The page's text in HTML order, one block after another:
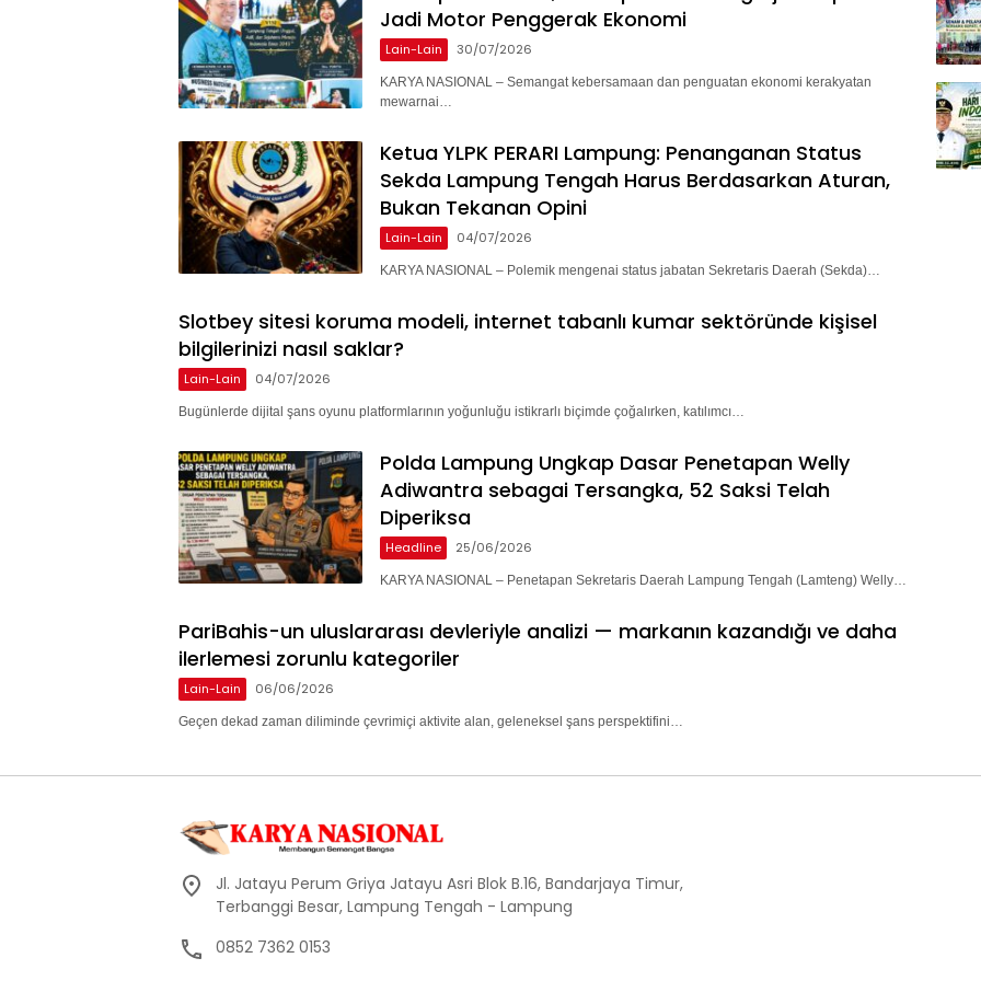
Jadi Motor Penggerak Ekonomi
Lain-Lain 30/07/2026
KARYA NASIONAL – Semangat kebersamaan dan penguatan ekonomi kerakyatan
mewarnai…
Ketua YLPK PERARI Lampung: Penanganan Status
Sekda Lampung Tengah Harus Berdasarkan Aturan,
Bukan Tekanan Opini
Lain-Lain 04/07/2026
KARYA NASIONAL – Polemik mengenai status jabatan Sekretaris Daerah (Sekda)…
Slotbey sitesi koruma modeli, internet tabanlı kumar sektöründe kişisel
bilgilerinizi nasıl saklar?
Lain-Lain 04/07/2026
Bugünlerde dijital şans oyunu platformlarının yoğunluğu istikrarlı biçimde çoğalırken, katılımcı…
Polda Lampung Ungkap Dasar Penetapan Welly
Adiwantra sebagai Tersangka, 52 Saksi Telah
Diperiksa
Headline 25/06/2026
KARYA NASIONAL – Penetapan Sekretaris Daerah Lampung Tengah (Lamteng) Welly…
PariBahis-un uluslararası devleriyle analizi — markanın kazandığı ve daha
ilerlemesi zorunlu kategoriler
Lain-Lain 06/06/2026
Geçen dekad zaman diliminde çevrimiçi aktivite alan, geleneksel şans perspektifini…
Jl. Jatayu Perum Griya Jatayu Asri Blok B.16, Bandarjaya Timur,
Terbanggi Besar, Lampung Tengah - Lampung
0852 7362 0153